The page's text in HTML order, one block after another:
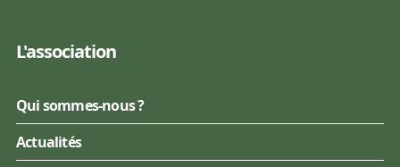
L'association
Qui sommes-nous ?
Actualités